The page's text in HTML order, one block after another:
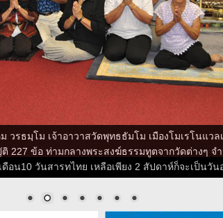
วรธมฺโม เจ้าอาวาสวัดพุทธธัมโม เมืองโมเรโนแวล
227 ข้อ ท่ามกลางพระสงฆ์ธรรมทูตจากวัดต่างๆ จ
อน10 วันสารทไทย เหลือเพียง 2 สัปดาห์ก็จะเป็นวัน